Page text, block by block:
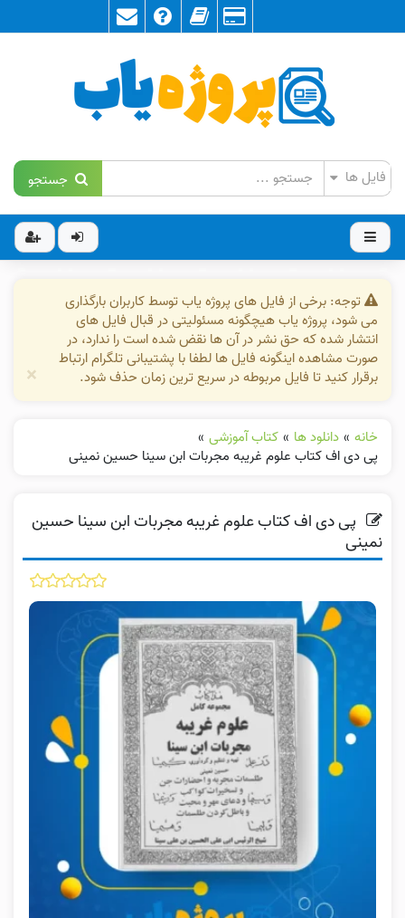
جستجو
توجه: برخی از فایل های پروژه یاب توسط کاربران بارگذاری
می شود، پروژه یاب هیچگونه مسئولیتی در قبال فایل های
انتشار شده که حق نشر در آن ها نقض شده است را ندارد، در
صورت مشاهده اینگونه فایل ها لطفا با پشتیبانی تلگرام ارتباط
برقرار کنید تا فایل مربوطه در سریع ترین زمان حذف شود.
×
خانه » دانلود ها » کتاب آموزشی »
پی دی اف کتاب علوم غریبه مجربات ابن سینا حسین نمینی
پی دی اف کتاب علوم غریبه مجربات ابن سینا حسین
نمینی